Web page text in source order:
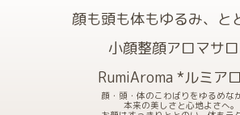
顔も頭も体もゆるみ、と
小顔整顔アロマサ
RumiAroma *ルミア
顔・頭・体のこわばりをゆるめな
本来の美しさと心地よさへ。